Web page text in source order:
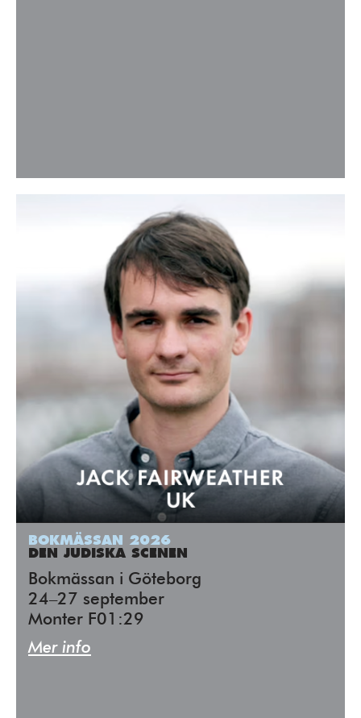
BOKMÄSSAN 2026
DEN JUDISKA SCENEN
Bokmässan i Göteborg
24–27 september
Monter F01:29
Mer info